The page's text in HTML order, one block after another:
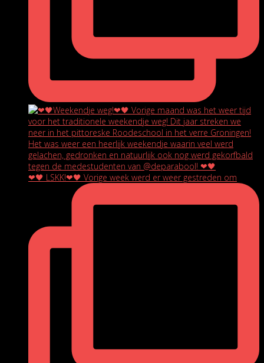
❤🖤 LSKK!❤🖤 Vorige week werd er weer gestreden om